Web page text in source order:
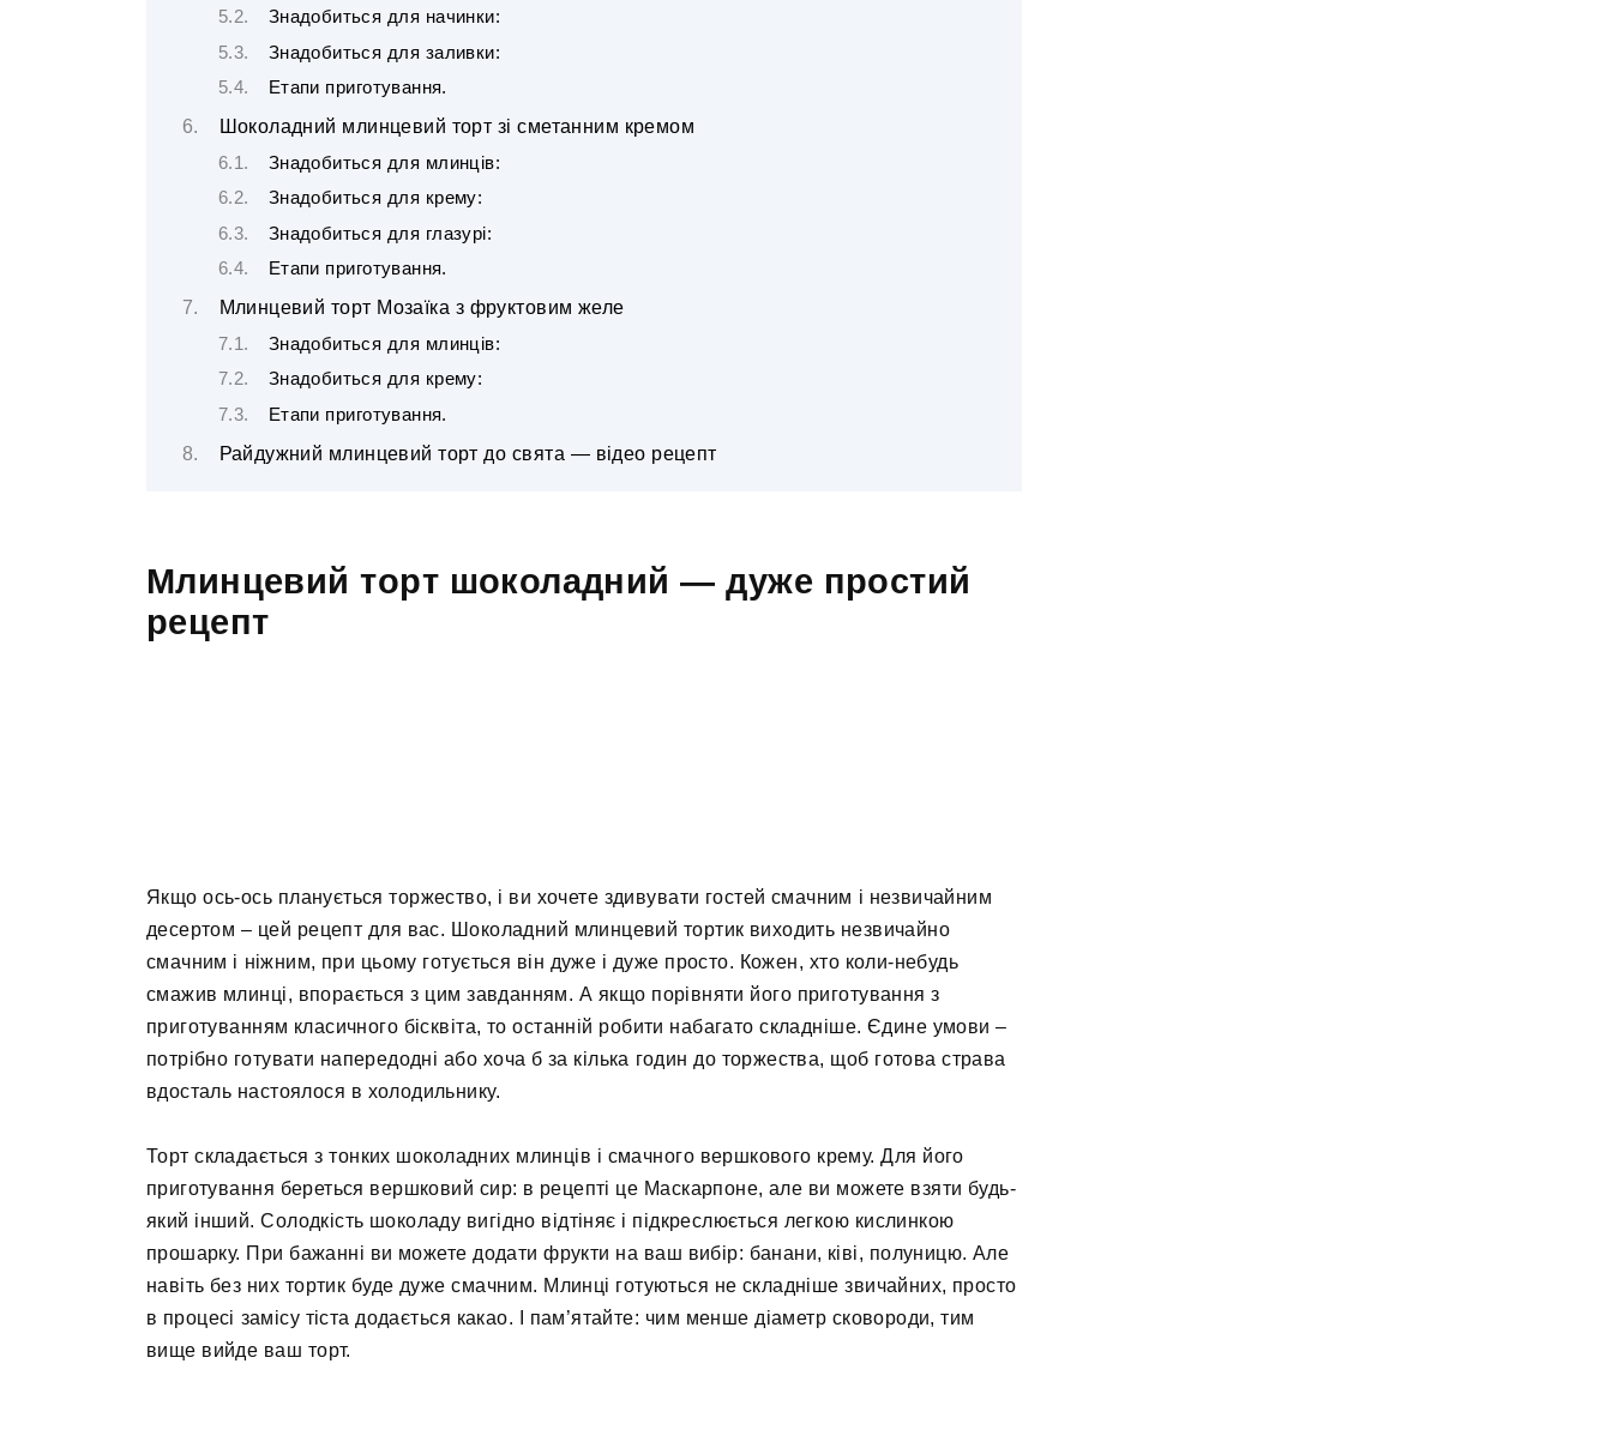
Знадобиться для начинки:
Знадобиться для заливки:
Етапи приготування.
Шоколадний млинцевий торт зі сметанним кремом
Знадобиться для млинців:
Знадобиться для крему:
Знадобиться для глазурі:
Етапи приготування.
Млинцевий торт Мозаїка з фруктовим желе
Знадобиться для млинців:
Знадобиться для крему:
Етапи приготування.
Райдужний млинцевий торт до свята — відео рецепт
Млинцевий торт шоколадний — дуже простий
рецепт
Якщо ось-ось планується торжество, і ви хочете здивувати гостей смачним і незвичайним
десертом – цей рецепт для вас. Шоколадний млинцевий тортик виходить незвичайно
смачним і ніжним, при цьому готується він дуже і дуже просто. Кожен, хто коли-небудь
смажив млинці, впорається з цим завданням. А якщо порівняти його приготування з
приготуванням класичного бісквіта, то останній робити набагато складніше. Єдине умови –
потрібно готувати напередодні або хоча б за кілька годин до торжества, щоб готова страва
вдосталь настоялося в холодильнику.
Торт складається з тонких шоколадних млинців і смачного вершкового крему. Для його
приготування береться вершковий сир: в рецепті це Маскарпоне, але ви можете взяти будь-
який інший. Солодкість шоколаду вигідно відтіняє і підкреслюється легкою кислинкою
прошарку. При бажанні ви можете додати фрукти на ваш вибір: банани, ківі, полуницю. Але
навіть без них тортик буде дуже смачним. Млинці готуються не складніше звичайних, просто
в процесі замісу тіста додається какао. І пам’ятайте: чим менше діаметр сковороди, тим
вище вийде ваш торт.